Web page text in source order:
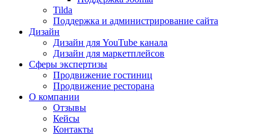
Tilda
Поддержка и администрирование сайта
Дизайн
Дизайн для YouTube канала
Дизайн для маркетплейсов
Сферы экспертизы
Продвижение гостиниц
Продвижение ресторана
О компании
Отзывы
Кейсы
Контакты